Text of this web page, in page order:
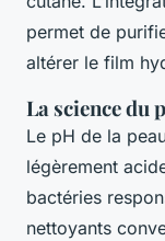
permet de
altérer le film
La science du
Le pH de la
légèrement
bactéries
nettoyants